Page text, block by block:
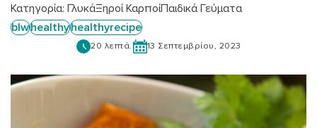
Κατηγορία: ΓλυκάΞηροί ΚαρποίΠαιδικά Γεύματα
blwhealthyhealthyrecipe
20 λεπτά. 13 Σεπτεμβρίου, 2023